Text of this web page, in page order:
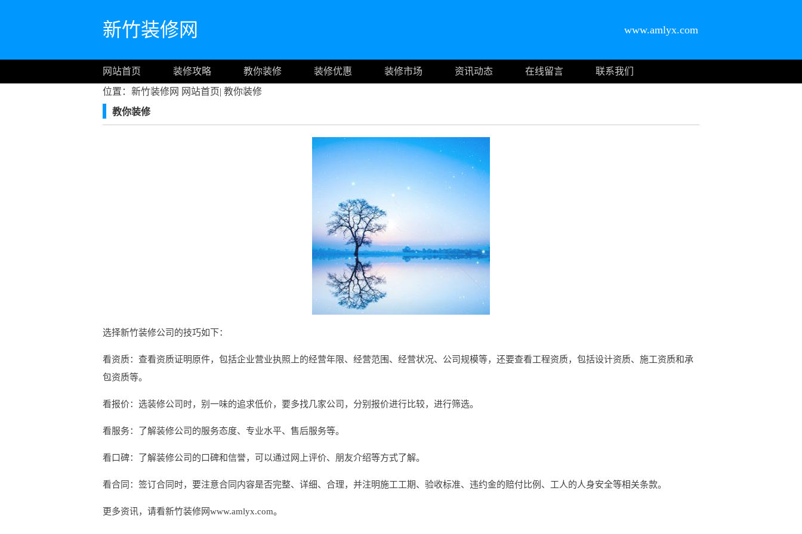
新竹装修网 www.amlyx.com
网站首页 装修攻略 教你装修 装修优惠 装修市场 资讯动态 在线留言
联系我们
位置：新竹装修网 网站首页| 教你装修
教你装修
选择新竹装修公司的技巧如下：
看资质：查看资质证明原件，包括企业营业执照上的经营年限、经营范围、经营状况、公司规模等，还要查看工程资质，包括设计资质、施工资质和承
包资质等。
看报价：选装修公司时，别一味的追求低价，要多找几家公司，分别报价进行比较，进行筛选。
看服务：了解装修公司的服务态度、专业水平、售后服务等。
看口碑：了解装修公司的口碑和信誉，可以通过网上评价、朋友介绍等方式了解。
看合同：签订合同时，要注意合同内容是否完整、详细、合理，并注明施工工期、验收标准、违约金的赔付比例、工人的人身安全等相关条款。
更多资讯，请看新竹装修网www.amlyx.com。